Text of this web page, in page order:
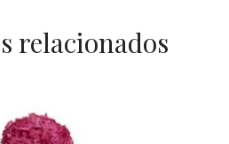
relacionados